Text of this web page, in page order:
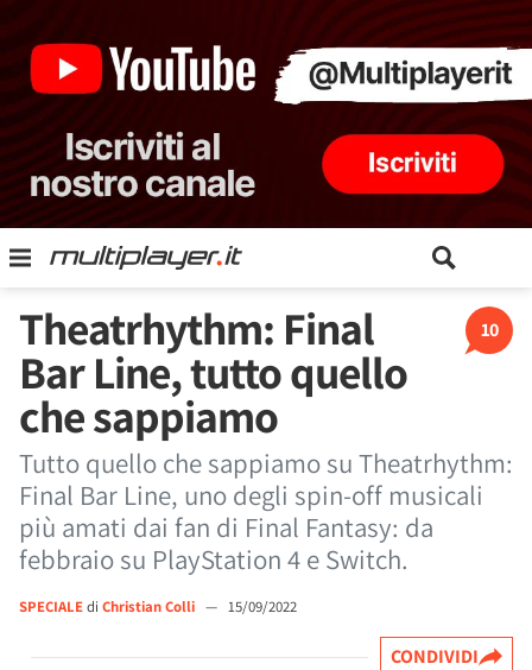
10
Theatrhythm: Final
Bar Line, tutto quello
che sappiamo
Tutto quello che sappiamo su Theatrhythm:
Final Bar Line, uno degli spin-off musicali
più amati dai fan di Final Fantasy: da
febbraio su PlayStation 4 e Switch.
SPECIALEdi Christian Colli — 15/09/2022
CONDIVIDI